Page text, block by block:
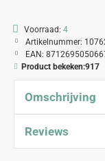
Voorraad: 4
Artikelnummer:
EAN:
Product bekeken:917
Omschrijving
Reviews